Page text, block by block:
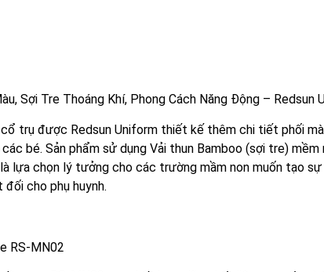
Sợi Tre Thoáng Khí, Phong Cách Năng Động – Redsun
trụ được Redsun Uniform thiết kế thêm chi tiết phối
bé. Sản phẩm sử dụng Vải thun Bamboo (sợi tre) mềm
lựa chọn lý tưởng cho các trường mầm non muốn tạo
cho phụ huynh.
RS-MN02